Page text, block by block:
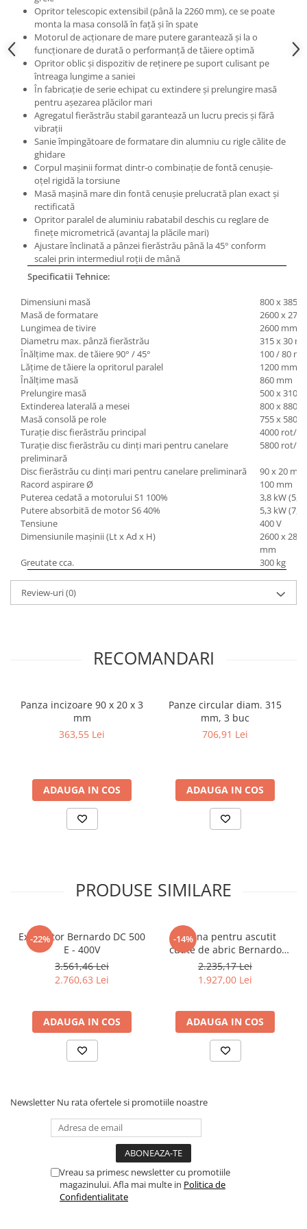
Masini pneumatice de filetat
Masini electrice de filetat
Exhaustor pentru aschii metal
Masini de gaurit cu talpa
magnetica
Instalatii de spalare a pieselor
Accesorii prelucrare metal
Universale de strung si accesorii
pentru strunguri
Falci pentru 3 bacuri PS3/ PO3
Falci pentru 4 bacuri PS4/ PO4
Flanșă
Fălcile pentru 3-bacuri DK11
Fălcile pentru 4-bacuri DK12
Mandrine independente
Mandrină cu 3 fălci din fontă
Mandrină cu 3 fălci din otel
Mandrină cu 4 fălci din fontă
Mandrină cu 4 fălci din otel
Seturi de unelte pentru strungarie
Standuri pentru strunguri
Instrumente de prindere
Dispozitive de prindere pentru
unelte
Elemente de prindere mecanică
Fălci pentru PHV / VHV
Menghine
Mese rotative / mese inclinabile /
Etape XY
Papusa mobila / con de centrare
Instrumente de masurare
Afisaj digital
Bloc ecartament, masurare și
testare
Indicator cadran / Baze magnetice
Micrometru de adancime
Micrometru de interior
Placi de granit de suprafață
Set unelte de masurare
Instrumente de frezat
Accesorii utilaje
Accesorii pentru ferastraie
Accesorii pentru masini de ascutit
Accesorii pentru masini de gaurit
Accesorii pentru masini de slefuit
Accesorii pentru masini de taiat
magnetice
Accesorii pentru strunguri
Accesorii polizor umed și uscat
Accesorii masini de slefuit cutite
Opritor telescopic extensibil (până la 2260 mm), ce se poate
monta la masa consolă în faţă şi în spate
Motorul de acţionare de mare putere garantează şi la o
funcţionare de durată o performanţă de tăiere optimă
Opritor oblic şi dispozitiv de reţinere pe suport culisant pe
întreaga lungime a saniei
În fabricaţie de serie echipat cu extindere şi prelungire masă
pentru aşezarea plăcilor mari
Agregatul fierăstrău stabil garantează un lucru precis şi fără
vibraţii
Sanie împingătoare de formatare din alumniu cu rigle călite de
ghidare
Corpul maşinii format dintr-o combinaţie de fontă cenuşie-
oţel rigidă la torsiune
Masă maşină mare din fontă cenuşie prelucrată plan exact şi
rectificată
Opritor paralel de aluminiu rabatabil deschis cu reglare de
fineţe micrometrică (avantaj la plăcile mari)
Ajustare înclinată a pânzei fierăstrău până la 45° conform
scalei prin intermediul roţii de mână
Specificatii Tehnice:
Dimensiuni masă
800 x 385
Masă de formatare
2600 x 270
Lungimea de tivire
2600 mm
Diametru max. pânză fierăstrău
315 x 30
Înălţime max. de tăiere 90° / 45°
100 / 80
Lăţime de tăiere la opritorul paralel
1200 mm
Înălţime masă
860 mm
Prelungire masă
500 x 310
Extinderea laterală a mesei
800 x 880
Masă consolă pe role
755 x 580
Turaţie disc fierăstrău principal
4000 rot/
Turaţie disc fierăstrău cu dinţi mari pentru canelare
preliminară
5800 rot/
Disc fierăstrău cu dinţi mari pentru canelare preliminară
90 x 20 mm
Racord aspirare Ø
100 mm
Puterea cedată a motorului S1 100%
3,8 kW (5,1
Putere absorbită de motorS6 40%
5,3 kW (7,2
Tensiune
400 V
Dimensiunile maşinii (Lt x Ad x H)
2600 x
mm
Greutate cca.
300 kg
Review-uri(0)
RECOMANDARI
Panza incizoare 90 x 20 x 3
mm
363,55 Lei
ADAUGA IN COS
Panze circular diam. 315
mm, 3 buc
706,91 Lei
ADAUGA IN COS
PRODUSE SIMILARE
-22%
Exhaustor Bernardo DC 500
E - 400V
3.561,46 Lei
2.760,63 Lei
ADAUGA IN COS
-14%
Masina pentru ascutit
cutite de abric Bernardo
HMS 600
2.235,17 Lei
1.927,00 Lei
ADAUGA IN COS
Newsletter Nu rata ofertele si promotiile noastre
Vreau sa primesc newsletter cu promotiile
magazinului. Afla mai multe in Politica de
Confidentialitate